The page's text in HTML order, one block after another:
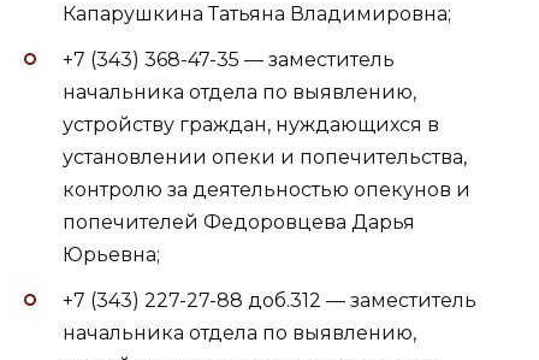
Капарушкина Татьяна Владимировна;
+7 (343) 368-47-35 — заместитель
начальника отдела по выявлению,
устройству граждан, нуждающихся в
установлении опеки и попечительства,
контролю за деятельностью опекунов и
попечителей Федоровцева Дарья
Юрьевна;
+7 (343) 227-27-88 доб.312 — заместитель
начальника отдела по выявлению,